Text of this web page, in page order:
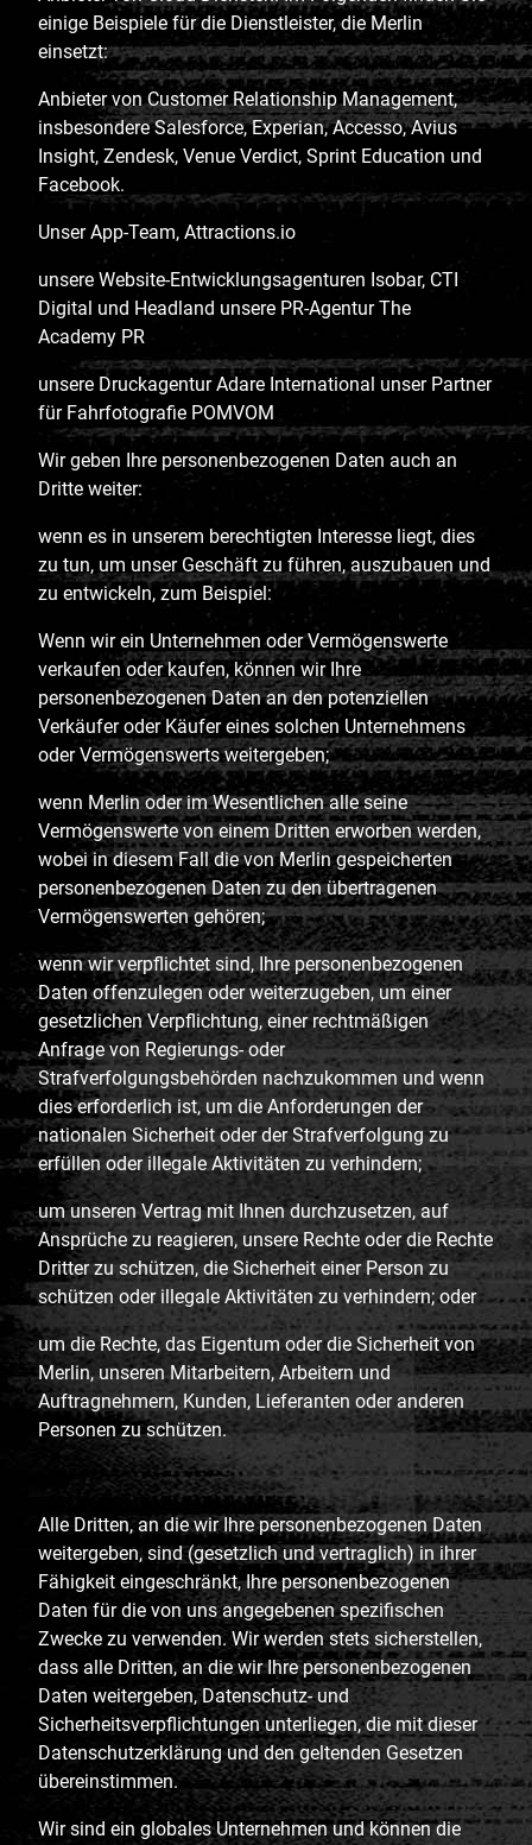
einige Beispiele für die Dienstleister, die Merlin
einsetzt:
Anbieter von Customer Relationship Management,
insbesondere Salesforce, Experian, Accesso, Avius
Insight, Zendesk, Venue Verdict, Sprint Education und
Facebook.
Unser App-Team, Attractions.io
unsere Website-Entwicklungsagenturen Isobar, CTI
Digital und Headland unsere PR-Agentur The
Academy PR
unsere Druckagentur Adare International unser Partner
für Fahrfotografie POMVOM
Wir geben Ihre personenbezogenen Daten auch an
Dritte weiter:
wenn es in unserem berechtigten Interesse liegt, dies
zu tun, um unser Geschäft zu führen, auszubauen und
zu entwickeln, zum Beispiel:
Wenn wir ein Unternehmen oder Vermögenswerte
verkaufen oder kaufen, können wir Ihre
personenbezogenen Daten an den potenziellen
Verkäufer oder Käufer eines solchen Unternehmens
oder Vermögenswerts weitergeben;
wenn Merlin oder im Wesentlichen alle seine
Vermögenswerte von einem Dritten erworben werden,
wobei in diesem Fall die von Merlin gespeicherten
personenbezogenen Daten zu den übertragenen
Vermögenswerten gehören;
wenn wir verpflichtet sind, Ihre personenbezogenen
Daten offenzulegen oder weiterzugeben, um einer
gesetzlichen Verpflichtung, einer rechtmäßigen
Anfrage von Regierungs- oder
Strafverfolgungsbehörden nachzukommen und wenn
dies erforderlich ist, um die Anforderungen der
nationalen Sicherheit oder der Strafverfolgung zu
erfüllen oder illegale Aktivitäten zu verhindern;
um unseren Vertrag mit Ihnen durchzusetzen, auf
Ansprüche zu reagieren, unsere Rechte oder die Rechte
Dritter zu schützen, die Sicherheit einer Person zu
schützen oder illegale Aktivitäten zu verhindern; oder
um die Rechte, das Eigentum oder die Sicherheit von
Merlin, unseren Mitarbeitern, Arbeitern und
Auftragnehmern, Kunden, Lieferanten oder anderen
Personen zu schützen.
Alle Dritten, an die wir Ihre personenbezogenen Daten
weitergeben, sind (gesetzlich und vertraglich) in ihrer
Fähigkeit eingeschränkt, Ihre personenbezogenen
Daten für die von uns angegebenen spezifischen
Zwecke zu verwenden. Wir werden stets sicherstellen,
dass alle Dritten, an die wir Ihre personenbezogenen
Daten weitergeben, Datenschutz- und
Sicherheitsverpflichtungen unterliegen, die mit dieser
Datenschutzerklärung und den geltenden Gesetzen
übereinstimmen.
Wir sind ein globales Unternehmen und können die